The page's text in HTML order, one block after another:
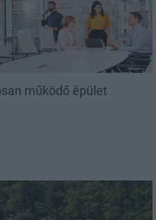
működő épület